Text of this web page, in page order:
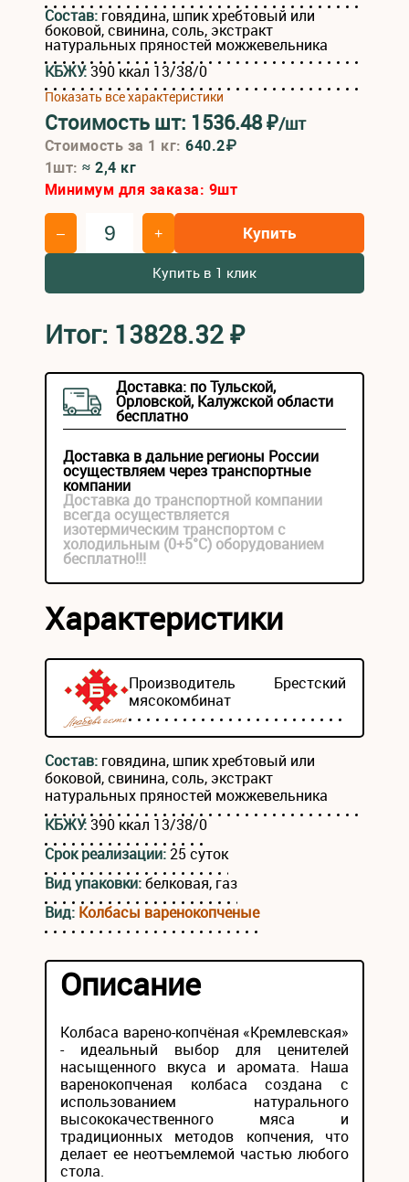
Состав: говядина, шпик хребтовый или
боковой, свинина, соль, экстракт
натуральных пряностей можжевельника
КБЖУ:390 ккал 13/38/0
Показать все характеристики
Стоимость шт: 1536.48₽/шт
Стоимость за 1 кг:640.2₽
1шт:≈ 2,4 кг
Минимум для заказа: 9шт
– + Купить
Купить в 1 клик
Итог: 13828.32₽
Доставка: по Тульской,
Орловской, Калужской области
бесплатно
Доставка в дальние регионы России
осуществляем через транспортные
компании
Доставка до транспортной компании
всегда осуществляется
изотермическим транспортом с
холодильным (0+5°С) оборудованием
бесплатно!!!
Характеристики
Производитель Брестский
мясокомбинат
Состав: говядина, шпик хребтовый или
боковой, свинина, соль, экстракт
натуральных пряностей можжевельника
КБЖУ:390 ккал 13/38/0
Срок реализации:25 суток
Вид упаковки:белковая, газ
Вид: Колбасы варенокопченые
Описание
Колбаса варено-копчёная «Кремлевская»
- идеальный выбор для ценителей
насыщенного вкуса и аромата. Наша
варенокопченая колбаса создана с
использованием натурального
высококачественного мяса и
традиционных методов копчения, что
делает ее неотъемлемой частью любого
стола.